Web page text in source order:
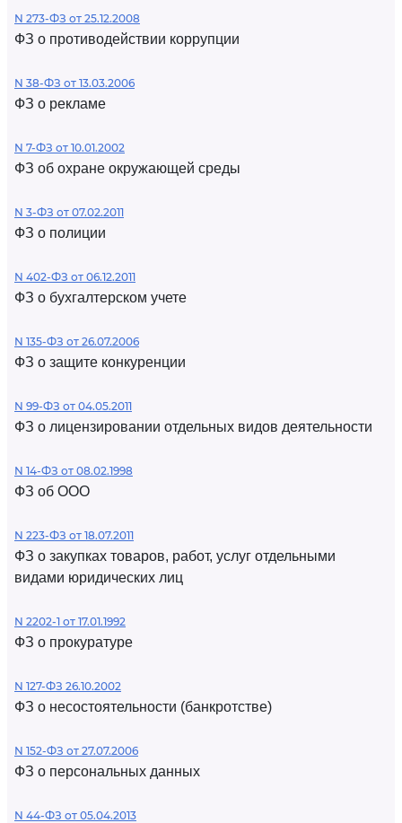
N 273-ФЗ от 25.12.2008
ФЗ о противодействии коррупции
N 38-ФЗ от 13.03.2006
ФЗ о рекламе
N 7-ФЗ от 10.01.2002
ФЗ об охране окружающей среды
N 3-ФЗ от 07.02.2011
ФЗ о полиции
N 402-ФЗ от 06.12.2011
ФЗ о бухгалтерском учете
N 135-ФЗ от 26.07.2006
ФЗ о защите конкуренции
N 99-ФЗ от 04.05.2011
ФЗ о лицензировании отдельных видов деятельности
N 14-ФЗ от 08.02.1998
ФЗ об ООО
N 223-ФЗ от 18.07.2011
ФЗ о закупках товаров, работ, услуг отдельными
видами юридических лиц
N 2202-1 от 17.01.1992
ФЗ о прокуратуре
N 127-ФЗ 26.10.2002
ФЗ о несостоятельности (банкротстве)
N 152-ФЗ от 27.07.2006
ФЗ о персональных данных
N 44-ФЗ от 05.04.2013